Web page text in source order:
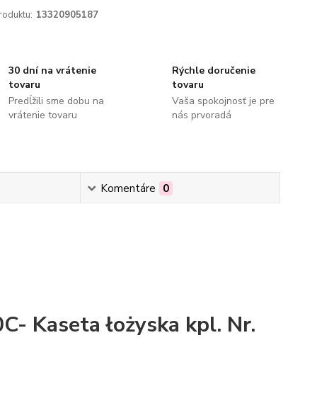
13320905187
30 dní na vrátenie
tovaru
Predĺžili sme dobu na
vrátenie tovaru
Rýchle doručenie
tovaru
Vaša spokojnosť je pre
nás prvoradá
Komentáre 0
Kaseta łożyska kpl. Nr.